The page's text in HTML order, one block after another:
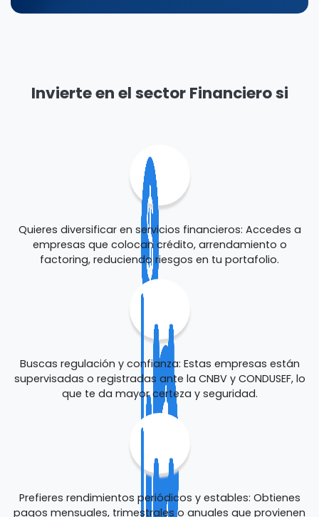
Invierte en el sector Financiero si
Quieres diversificar en servicios financieros: Accedes a
empresas que colocan crédito, arrendamiento o
factoring, reduciendo riesgos en tu portafolio.
Buscas regulación y confianza: Estas empresas están
supervisadas o registradas ante la CNBV y CONDUSEF, lo
que te da mayor certeza y seguridad.
Prefieres rendimientos periódicos y estables: Obtienes
pagos mensuales, trimestrales o anuales que provienen